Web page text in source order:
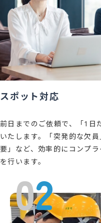
スポット対応
前日までのご依頼で、「1日
いたします。「突発的な欠
要」など、効率的にコンプ
を行います。
02